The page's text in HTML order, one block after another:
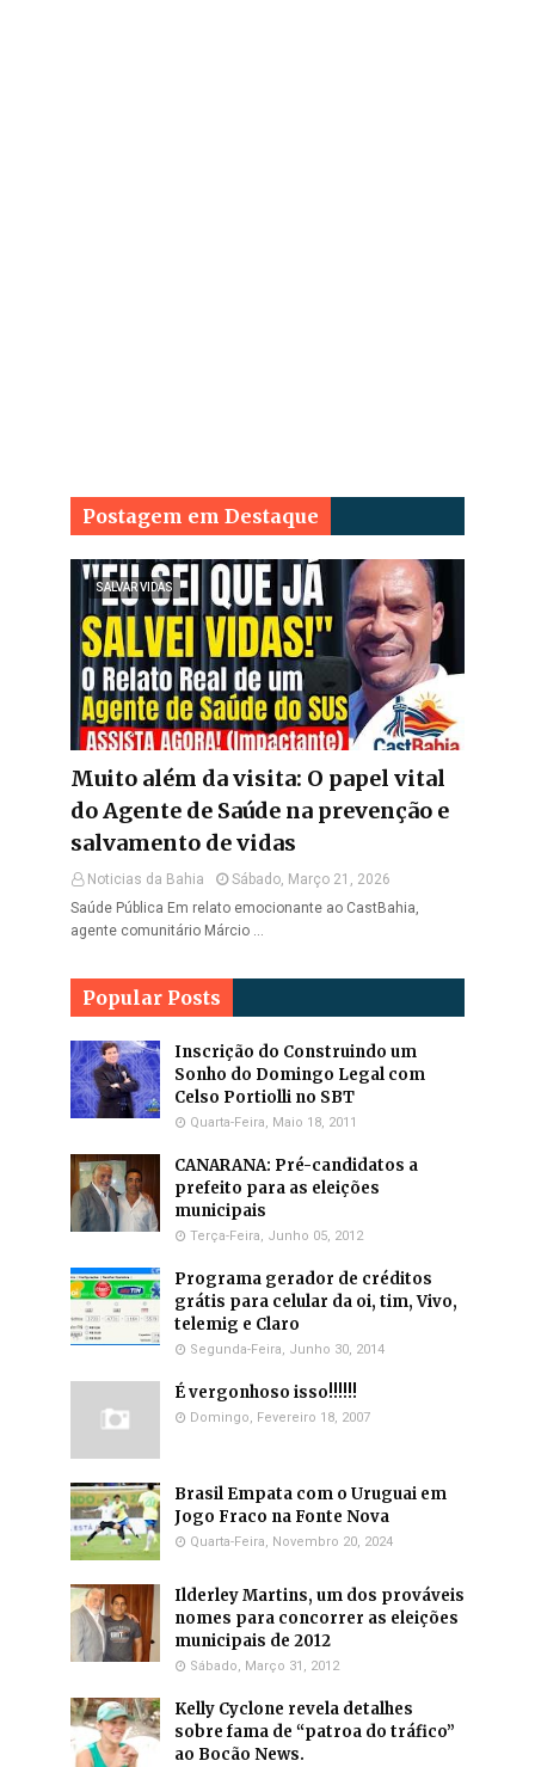
Postagem em Destaque
SALVAR VIDAS
Muito além da visita: O papel vital
do Agente de Saúde na prevenção e
salvamento de vidas
Noticias da Bahia
Sábado, Março 21, 2026
Saúde Pública Em relato emocionante ao CastBahia,
agente comunitário Márcio …
Popular Posts
Inscrição do Construindo um
Sonho do Domingo Legal com
Celso Portiolli no SBT
Quarta-Feira, Maio 18, 2011
CANARANA: Pré-candidatos a
prefeito para as eleições
municipais
Terça-Feira, Junho 05, 2012
Programa gerador de créditos
grátis para celular da oi, tim, Vivo,
telemig e Claro
Segunda-Feira, Junho 30, 2014
É vergonhoso isso!!!!!!
Domingo, Fevereiro 18, 2007
Brasil Empata com o Uruguai em
Jogo Fraco na Fonte Nova
Quarta-Feira, Novembro 20, 2024
Ilderley Martins, um dos prováveis
nomes para concorrer as eleições
municipais de 2012
Sábado, Março 31, 2012
Kelly Cyclone revela detalhes
sobre fama de “patroa do tráfico”
ao Bocão News.